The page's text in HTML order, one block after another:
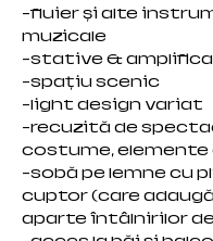
-fluier și alte
muzicale
-stative &
-spațiu scenic
-light design variat
-recuzită de
costume, elemente
-sobă pe lemne cu
cuptor (care
aparte întâlnirilor